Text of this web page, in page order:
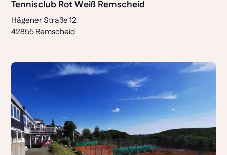
Tennisclub Rot Weiß Remscheid
Hägener Straße 12
42855 Remscheid